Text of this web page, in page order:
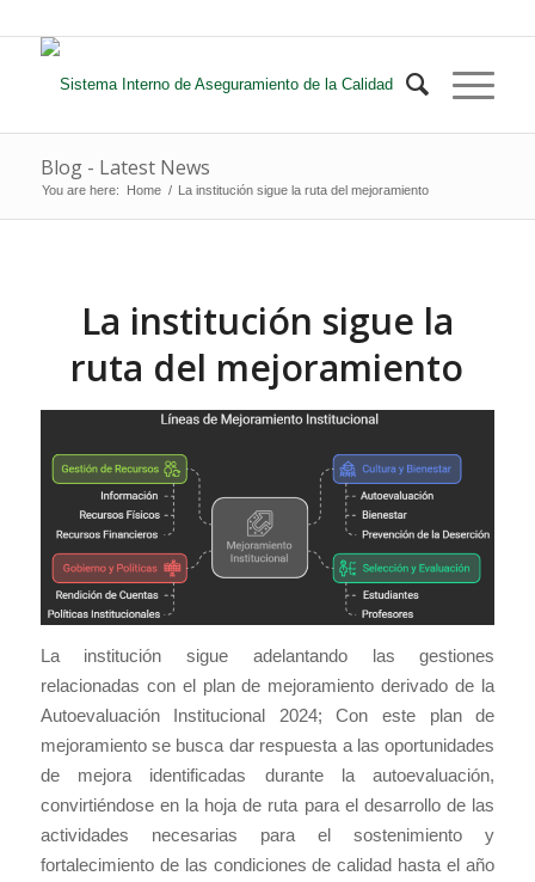
Blog - Latest News
You are here: Home / La institución sigue la ruta del mejoramiento
La institución sigue la
ruta del mejoramiento
La institución sigue adelantando las gestiones
relacionadas con el plan de mejoramiento derivado de la
Autoevaluación Institucional 2024; Con este plan de
mejoramiento se busca dar respuesta a las oportunidades
de mejora identificadas durante la autoevaluación,
convirtiéndose en la hoja de ruta para el desarrollo de las
actividades necesarias para el sostenimiento y
fortalecimiento de las condiciones de calidad hasta el año